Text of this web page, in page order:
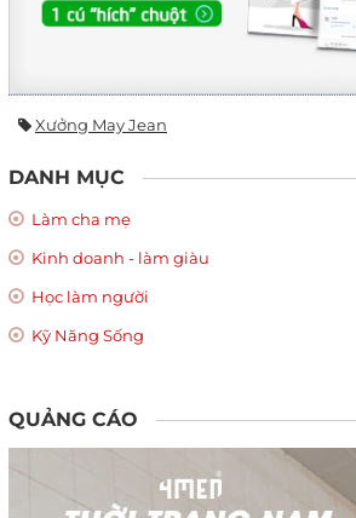
Xưởng May Jean
DANH MỤC
Làm cha mẹ
Kinh doanh - làm giàu
Học làm người
Kỹ Năng Sống
QUẢNG CÁO